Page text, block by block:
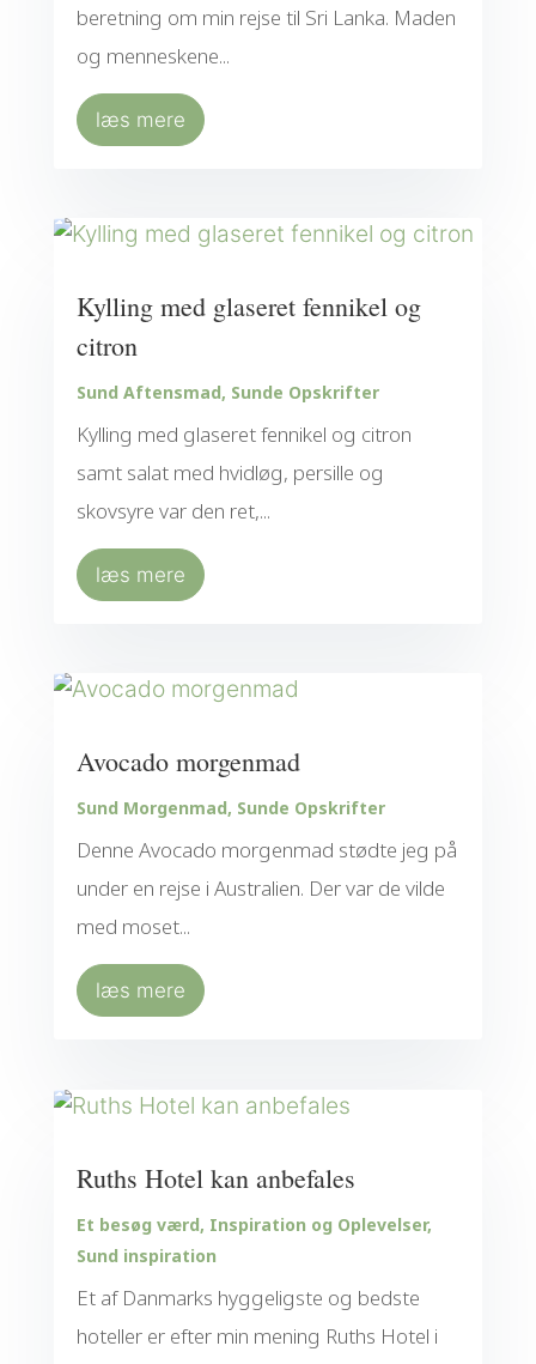
beretning om min rejse til Sri Lanka. Maden
og menneskene...
læs mere
Kylling med glaseret fennikel og
citron
Sund Aftensmad, Sunde Opskrifter
Kylling med glaseret fennikel og citron
samt salat med hvidløg, persille og
skovsyre var den ret,...
læs mere
Avocado morgenmad
Sund Morgenmad, Sunde Opskrifter
Denne Avocado morgenmad stødte jeg på
under en rejse i Australien. Der var de vilde
med moset...
læs mere
Ruths Hotel kan anbefales
Et besøg værd, Inspiration og Oplevelser,
Sund inspiration
Et af Danmarks hyggeligste og bedste
hoteller er efter min mening Ruths Hotel i